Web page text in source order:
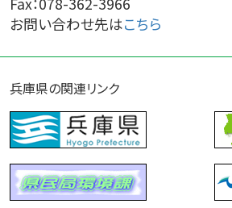
お問い合わせ先はこちら
兵庫県の関連リンク